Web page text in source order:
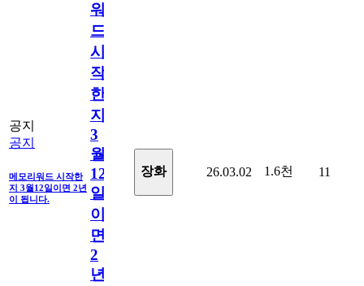
공지
공지
메모리워드 시작한
지 3월12일이면 2년
이 됩니다.
워
드
시
작
한
지
3
월
12
일
이
면
2
년
장화 26.03.02 1.6천 11